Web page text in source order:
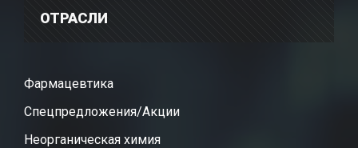
ОТРАСЛИ
Фармацевтика
Спецпредложения/Акции
Неорганическая химия